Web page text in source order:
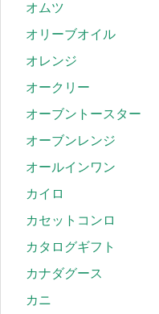
オムツ
オリーブオイル
オレンジ
オークリー
オーブントースター
オーブンレンジ
オールインワン
カイロ
カセットコンロ
カタログギフト
カナダグース
カニ